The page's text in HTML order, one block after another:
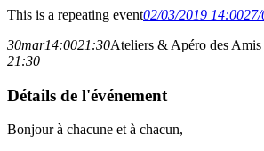
This is a repeating event02/03/2019 14:00
30mar14:0021:30Ateliers & Apéro des Amis
21:30
Détails de l'événement
Bonjour à chacune et à chacun,